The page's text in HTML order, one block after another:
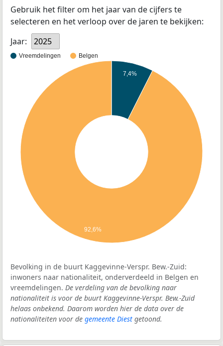
Gebruik het filter om het jaar van de cijfers te
selecteren en het verloop over de jaren te bekijken:
Jaar:
2025
Vreemdelingen Belgen
7,4%
92,6%
Bevolking in de buurt Kaggevinne-Verspr. Bew.-Zuid:
inwoners naar nationaliteit, onderverdeeld in Belgen en
vreemdelingen. De verdeling van de bevolking naar
nationaliteit is voor de buurt Kaggevinne-Verspr. Bew.-Zuid
helaas onbekend. Daarom worden hier de data over de
nationaliteiten voor de gemeente Diest getoond.